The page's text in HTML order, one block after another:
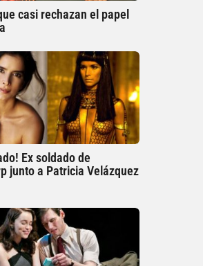
casi rechazan el papel
Ex soldado de
junto a Patricia Velázquez